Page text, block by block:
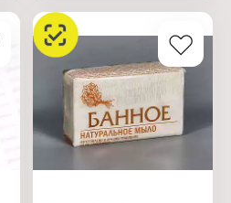
Характеристики:
Производитель: Nefis
Cosmetics
Тип товара: Мыло
Назначение: туалетное
Линейка: Осенний Вальс
Название: "Облепиха"
Вес: 75 г